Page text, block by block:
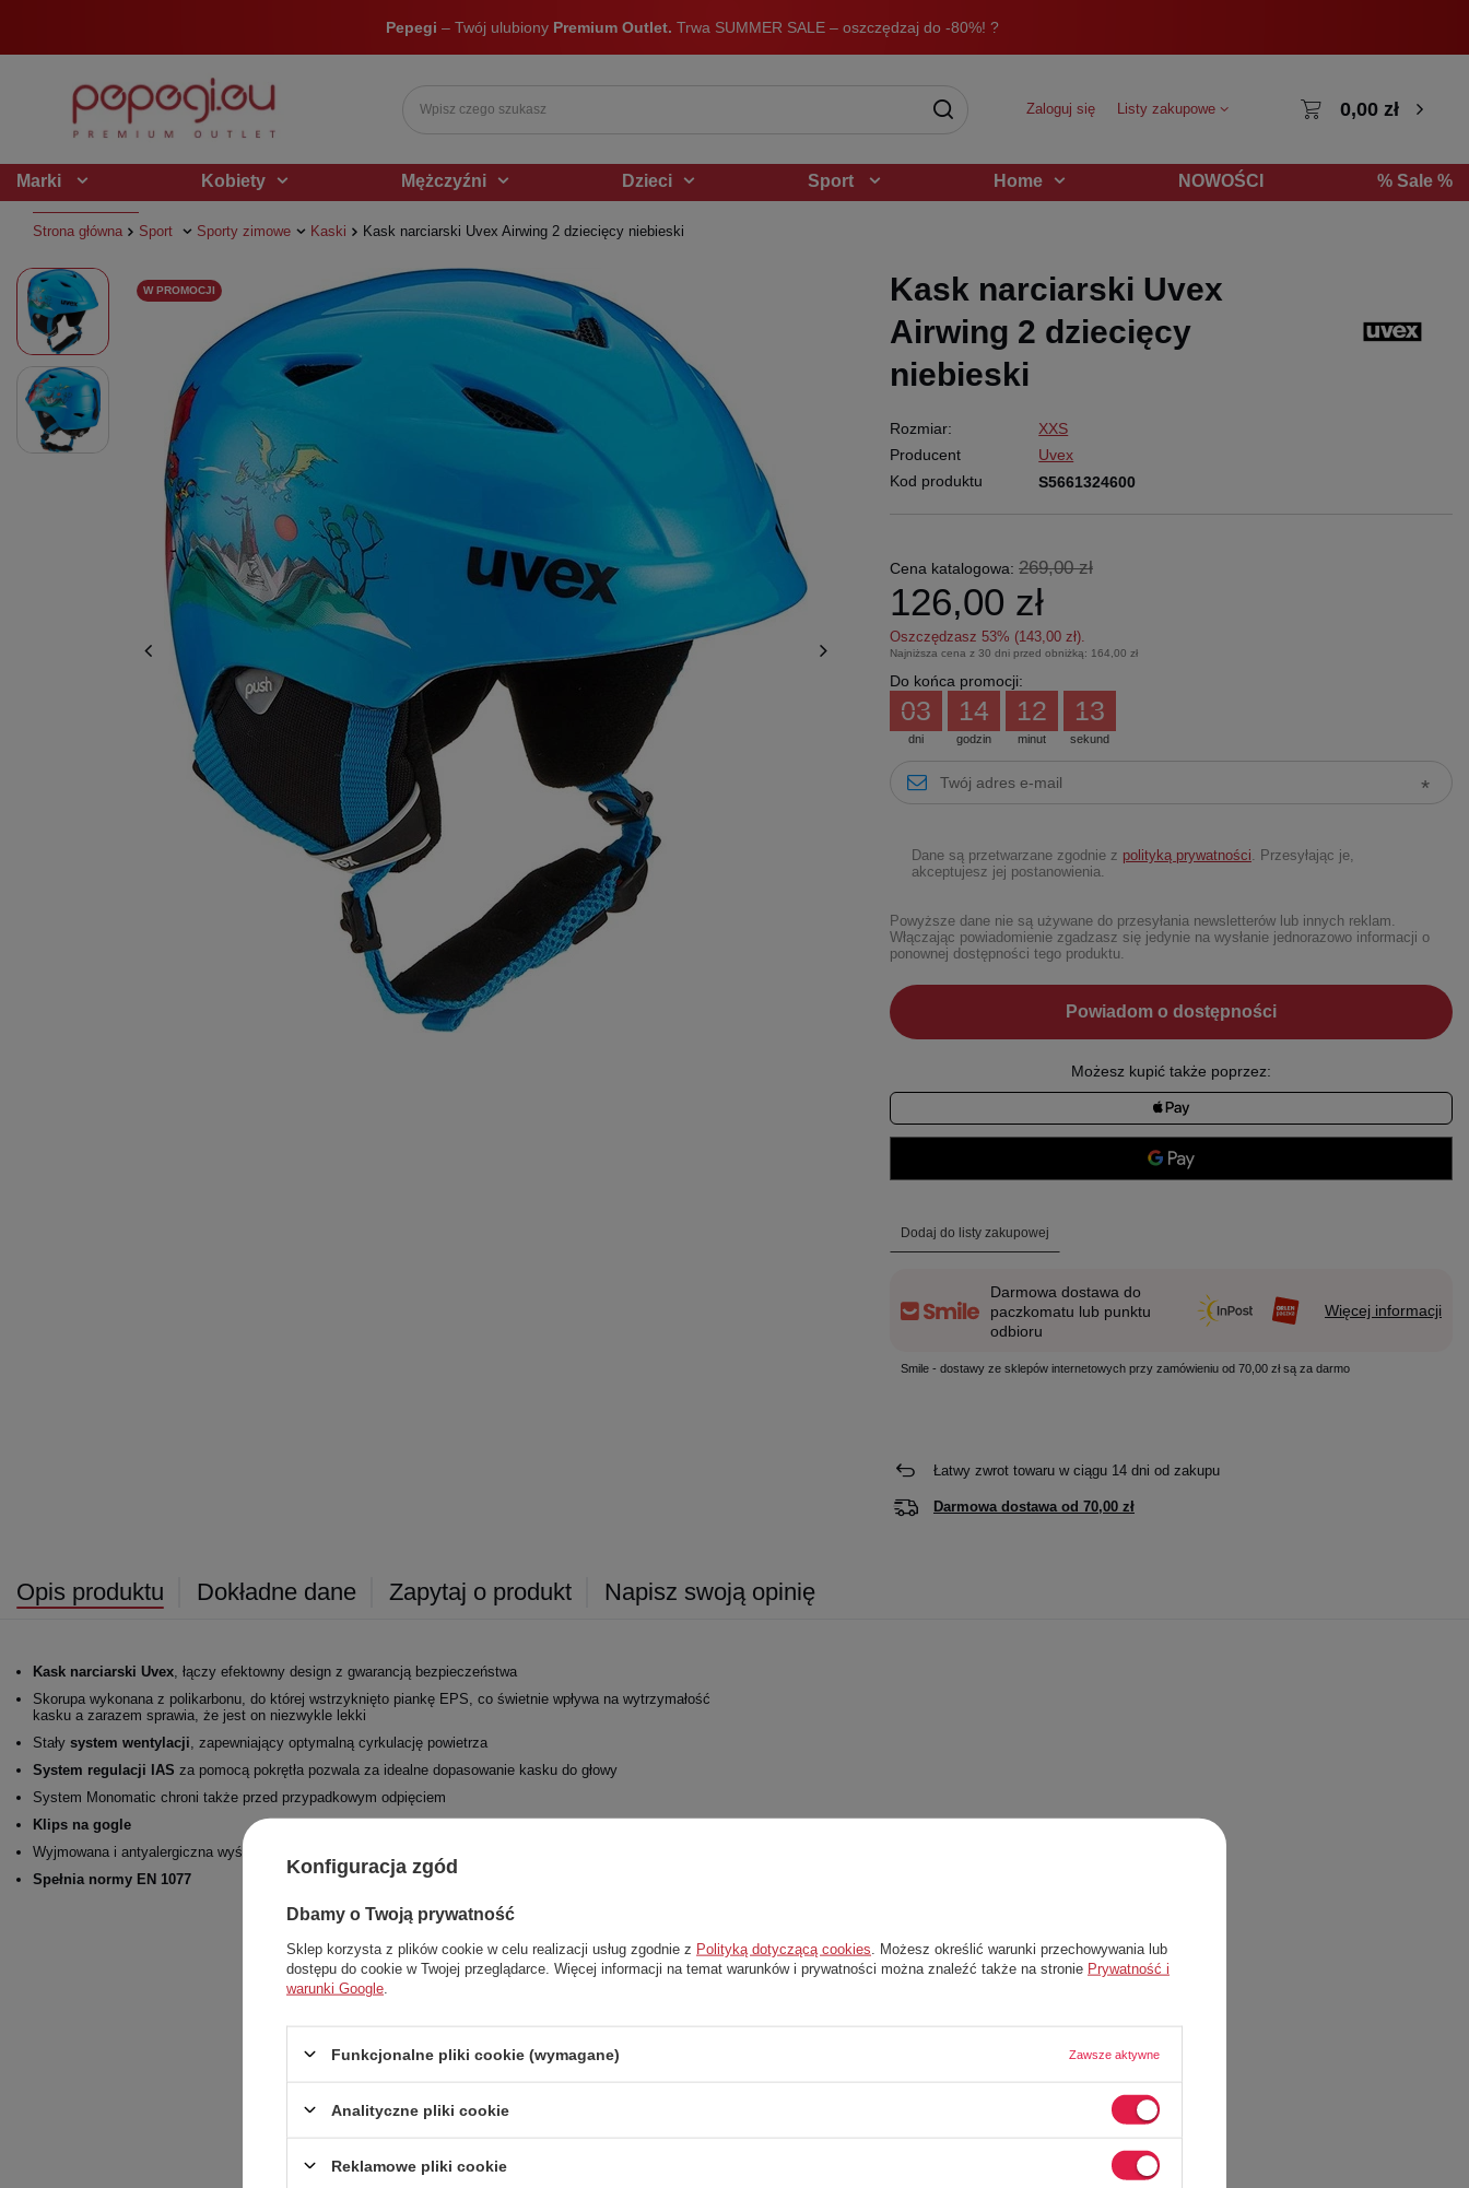
Pepegi – Twój ulubiony Premium Outlet. Trwa SUMMER SALE – oszczędzaj do -80%! ?
Zaloguj się Listy zakupowe 0,00 zł
Marki Kobiety Mężczyźni Dzieci Sport Home NOWOŚCI % Sale %
Strona główna Sport Sporty zimowe Kaski Kask narciarski Uvex Airwing 2 dziecięcy niebieski
W PROMOCJI
Kask narciarski Uvex
Airwing 2 dziecięcy
niebieski
Rozmiar:
XXS
Producent
Uvex
Kod produktu
S5661324600
Cena katalogowa: 269,00 zł
126,00 zł
Oszczędzasz 53% (143,00 zł).
Najniższa cena z 30 dni przed obniżką: 164,00 zł
Do końca promocji:
dni
03
godzin
14
minut
12
sekund
12
Dane są przetwarzane zgodnie z polityką prywatności. Przesyłając je,
akceptujesz jej postanowienia.
Powyższe dane nie są używane do przesyłania newsletterów lub innych reklam.
Włączając powiadomienie zgadzasz się jedynie na wysłanie jednorazowo informacji o
ponownej dostępności tego produktu.
Powiadom o dostępności
Możesz kupić także poprzez:
Dodaj do listy zakupowej
Darmowa dostawa do
paczkomatu lub punktu
odbioru
Więcej informacji
Smile - dostawy ze sklepów internetowych przy zamówieniu od 70,00 zł są za darmo
Łatwy zwrot towaru w ciągu 14dni od zakupu
Darmowa dostawa od 70,00 zł
Opis produktu Dokładne dane Zapytaj o produkt Napisz swoją opinię
Kask narciarski Uvex, łączy efektowny design z gwarancją bezpieczeństwa
Skorupa wykonana z polikarbonu, do której wstrzyknięto piankę EPS, co świetnie wpływa na wytrzymałość
kasku a zarazem sprawia, że jest on niezwykle lekki
Stały system wentylacji, zapewniający optymalną cyrkulację powietrza
System regulacji IAS za pomocą pokrętła pozwala za idealne dopasowanie kasku do głowy
System Monomatic chroni także przed przypadkowym odpięciem
Klips na gogle
Wyjmowana i antyalergiczna wyściółka
Spełnia normy EN 1077
Konfiguracja zgód
Dbamy o Twoją prywatność
Sklep korzysta z plików cookie w celu realizacji usług zgodnie z Polityką dotyczącą cookies . Możesz określić warunki przechowywania lub
dostępu do cookie w Twojej przeglądarce. Więcej informacji na temat warunków i prywatności można znaleźć także na stronie Prywatność i
warunki Google
Funkcjonalne pliki cookie (wymagane) Zawsze aktywne
Analityczne pliki cookie
Reklamowe pliki cookie